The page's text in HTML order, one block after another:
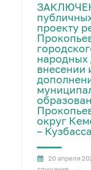
проекту
народных
внесении
округ
–
20 апреля